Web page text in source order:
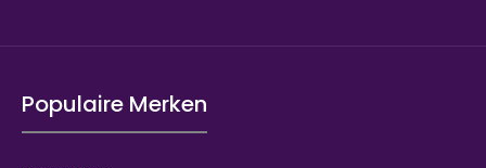
Populaire Merken